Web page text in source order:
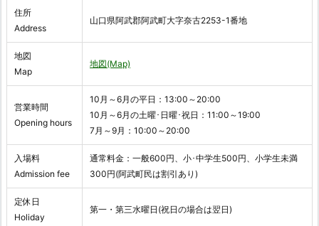
住所
Address
山口県阿武郡阿武町大字奈古2253-1番地
地図
Map
地図(Map)
営業時間
Opening hours
10月～6月の平日：13:00～20:00
10月～6月の土曜･日曜･祝日：11:00～19:00
7月～9月：10:00～20:00
入場料
Admission fee
通常料金：一般600円、小･中学生500円、小学生未満
300円(阿武町民は割引あり)
定休日
Holiday
第一・第三水曜日(祝日の場合は翌日)